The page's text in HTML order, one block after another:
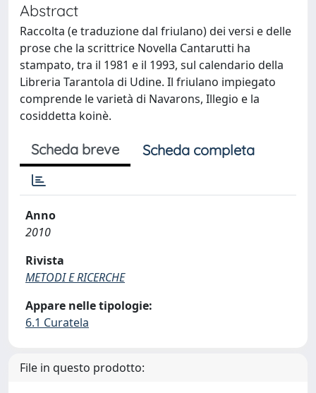
Abstract
Raccolta (e traduzione dal friulano) dei versi e delle
prose che la scrittrice Novella Cantarutti ha
stampato, tra il 1981 e il 1993, sul calendario della
Libreria Tarantola di Udine. Il friulano impiegato
comprende le varietà di Navarons, Illegio e la
cosiddetta koinè.
Scheda breve Scheda completa
Anno
2010
Rivista
METODI E RICERCHE
Appare nelle tipologie:
6.1 Curatela
File in questo prodotto: